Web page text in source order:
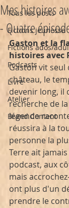
Tous les posts
Fictions jeunesse
Fictions ados/
Podcasts
Livre
Atelier
Brand Content
Mes histoires
- Quatre
Gaston et la
histoires avec
Gaston vit seul
château, le
devenir long, il
recherche de
légende
réussira à la
personne la
Terre ait
podcast, aux
mais
ont plus d'un
prendre le